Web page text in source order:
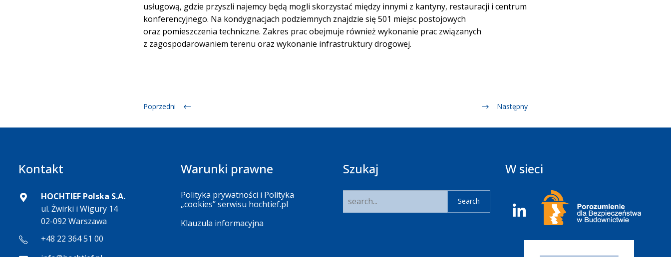
usługową, gdzie przyszli najemcy będą mogli skorzystać między innymi z kantyny, restauracji i centrum
konferencyjnego. Na kondygnacjach podziemnych znajdzie się 501 miejsc postojowych
oraz pomieszczenia techniczne. Zakres prac obejmuje również wykonanie prac związanych
z zagospodarowaniem terenu oraz wykonanie infrastruktury drogowej.
Poprzedni Następny
Kontakt
HOCHTIEF Polska S.A.
ul. Żwirki i Wigury 14
02-092 Warszawa
+48 22 364 51 00
Warunki prawne
Polityka prywatności i Polityka
„cookies” serwisu hochtief.pl
Klauzula informacyjna
Szukaj W sieci